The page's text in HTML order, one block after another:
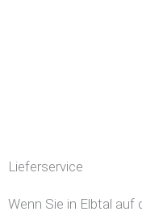
Lieferservice
Wenn Sie in Elbtal